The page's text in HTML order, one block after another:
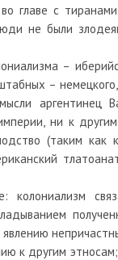
главе с
не были
–
–
аргентинец
ни к
(таким как
к другим